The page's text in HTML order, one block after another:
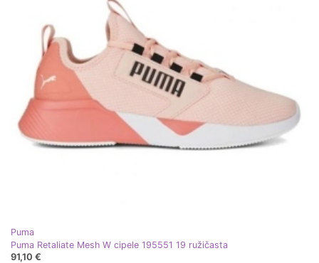
Puma
Puma Retaliate Mesh W cipele 195551 19 ružičasta
91,10 €